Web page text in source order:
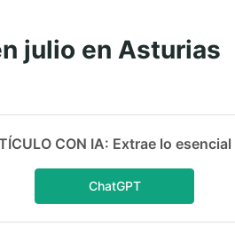
julio en Asturias
CON IA: Extrae lo
ChatGPT